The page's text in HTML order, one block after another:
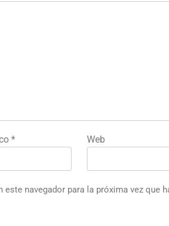
* Web
navegador para la próxima vez que